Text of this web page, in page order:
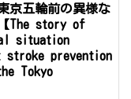
京五輪前の異様な
The story of
situation
prevention
Tokyo